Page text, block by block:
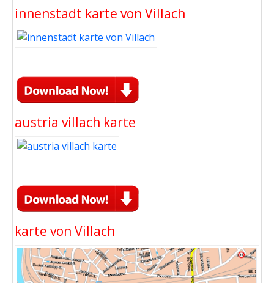
innenstadt karte von Villach
austria villach karte
karte von Villach